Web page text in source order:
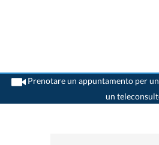
Prenotare un appuntamento per
un
>Dentista>